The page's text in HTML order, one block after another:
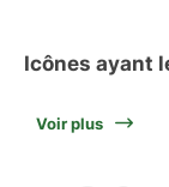
Icônes ayant
Voir plus